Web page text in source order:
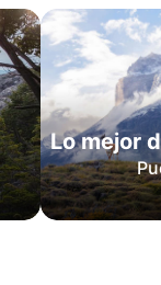
Lo mejor